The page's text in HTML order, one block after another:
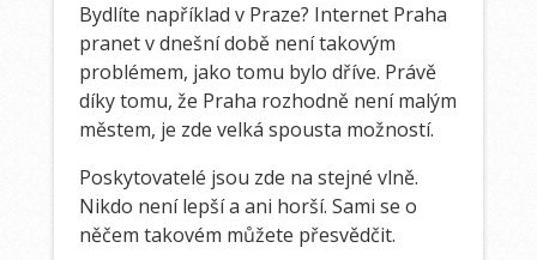
Bydlíte například v Praze? Internet Praha
pranetv dnešní době není takovým
problémem, jako tomu bylo dříve. Právě
díky tomu, že Praha rozhodně není malým
městem, je zde velká spousta možností.
Poskytovatelé jsou zde na stejné vlně.
Nikdo není lepší a ani horší. Sami se o
něčem takovém můžete přesvědčit.